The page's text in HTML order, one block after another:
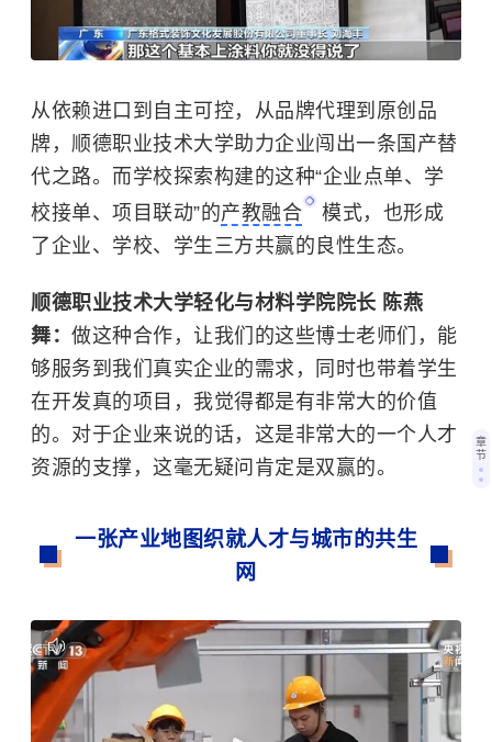
从依赖进口到自主可控，从品牌代理到原创品
牌，顺德职业技术大学助力企业闯出一条国产替
代之路。而学校探索构建的这种“企业点单、学
校接单、项目联动”的产教融合
模式，也形成
了企业、学校、学生三方共赢的良性生态。
顺德职业技术大学轻化与材料学院院长 陈燕
舞： 做这种合作，让我们的这些博士老师们，能
够服务到我们真实企业的需求，同时也带着学生
在开发真的项目，我觉得都是有非常大的价值
的。对于企业来说的话，这是非常大的一个人才
资源的支撑，这毫无疑问肯定是双赢的。
一张产业地图织就人才与城市的共生
网
章
节